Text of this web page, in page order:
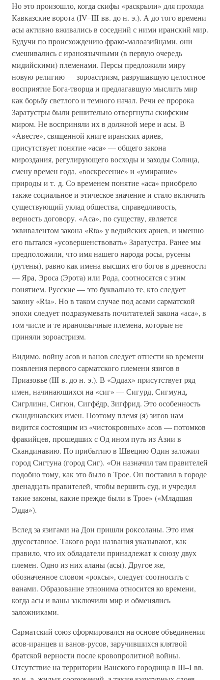
Но это произошло, когда скифы «раскрыли» для прохода
Кавказские ворота (IV–III вв. до н. э.). А до того времени
асы активно вживались в соседний с ними иранский мир.
Будучи по происхождению фрако-малоазийцами, они
смешивались с ираноязычными (в первую очередь
мидийскими) племенами. Персы предложили миру
новую религию — зороастризм, разрушавшую целостное
восприятие Бога-творца и предлагавшую мыслить мир
как борьбу светлого и темного начал. Речи ее пророка
Заратустры были решительно отвергнуты скифским
миром. Не восприняли их в должной мере и асы. В
«Авесте», священной книге иранских ариев,
присутствует понятие «аса» — общего закона
мироздания, регулирующего восходы и заходы Солнца,
смену времен года, «воскресение» и «умирание»
природы и т. д. Со временем понятие «аса» приобрело
также социальное и этическое значение и стало включать
существующий уклад общества, справедливость,
верность договору. «Аса», по существу, является
эквивалентом закона «Rta» у ведийских ариев, и именно
его пытался «усовершенствовать» Заратустра. Ранее мы
предположили, что имя нашего народа росы, русены
(рутены), равно как имена высших его богов в древности
— Яра, Эроса (Эрота) или Рода, соотносятся с этим
понятием. Русские — это буквально те, кто следует
закону «Rta». Но в таком случае под асами сарматской
эпохи следует подразумевать почитателей закона «аса», в
том числе и те ираноязычные племена, которые не
приняли зороастризм.
Видимо, войну асов и ванов следует отнести ко времени
появления первого сарматского племени язигов в
Приазовье (III в. до н. э.). В «Эддах» присутствует ряд
имен, начинающихся на «сиг» — Сигурд, Сигмунд,
Сигрлинн, Сигюн, Сигфёдр, Зигфрид. Это особенность
скандинавских имен. Поэтому племя (я) зигов нам
видится состоящим из «чистокровных» асов — потомков
фракийцев, прошедших с Од ином путь из Азии в
Скандинавию. По прибытию в Швецию Один заложил
город Сигтуна (город Сиг). «Он назначил там правителей
подобно тому, как это было в Трое. Он поставил в городе
двенадцать правителей, чтобы вершить суд, и учредил
такие законы, какие прежде были в Трое» («Младшая
Эдда»).
Вслед за язигами на Дон пришли роксоланы. Это имя
двусоставное. Такого рода названия указывают, как
правило, что их обладатели принадлежат к союзу двух
племен. Одно из них аланы (асы). Другое же,
обозначенное словом «роксы», следует соотносить с
ванами. Образование этнонима относится ко времени,
когда асы и ваны заключили мир и обменялись
заложниками.
Сарматский союз сформировался на основе объединения
асов-иранцев и ванов-русов, заручившихся клятвой
братской верности после кровопролитной войны.
Отсутствие на территории Ванского городища в III–I вв.